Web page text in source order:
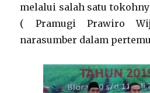
melalui salah satu
( Pramugi Prawiro
narasumber dalam